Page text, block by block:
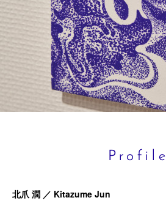
P r o f i l e
北爪 潤 ／ Kitazume Jun